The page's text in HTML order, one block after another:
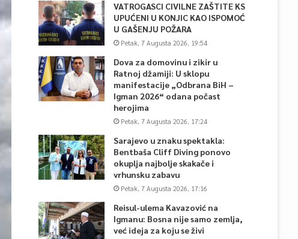
VATROGASCI CIVILNE ZAŠTITE KS
UPUĆENI U KONJIC KAO ISPOMOĆ
U GAŠENJU POŽARA
Petak, 7 Augusta 2026, 19:54
Dova za domovinu i zikir u
Ratnoj džamiji: U sklopu
manifestacije „Odbrana BiH –
Igman 2026“ odana počast
herojima
Petak, 7 Augusta 2026, 17:24
Sarajevo u znaku spektakla:
Bentbaša Cliff Diving ponovo
okuplja najbolje skakače i
vrhunsku zabavu
Petak, 7 Augusta 2026, 17:16
Reisul-ulema Kavazović na
Igmanu: Bosna nije samo zemlja,
već ideja za koju se živi